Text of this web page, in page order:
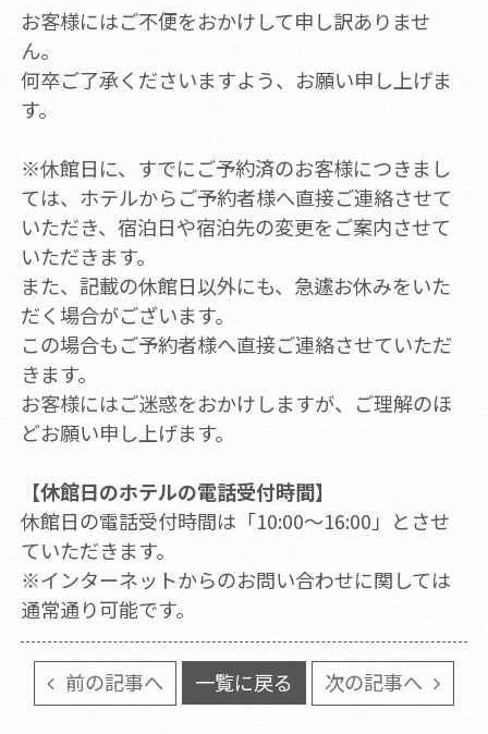
お客様にはご不便をおかけして申し訳ありませ
ん。
何卒ご了承くださいますよう、お願い申し上げま
す。
※休館日に、すでにご予約済のお客様につきまし
ては、ホテルからご予約者様へ直接ご連絡させて
いただき、宿泊日や宿泊先の変更をご案内させて
いただきます。
また、記載の休館日以外にも、急遽お休みをいた
だく場合がございます。
この場合もご予約者様へ直接ご連絡させていただ
きます。
お客様にはご迷惑をおかけしますが、ご理解のほ
どお願い申し上げます。
【休館日のホテルの電話受付時間】
休館日の電話受付時間は「10:00～16:00」とさせ
ていただきます。
※インターネットからのお問い合わせに関しては
通常通り可能です。
前の記事へ 一覧に戻る 次の記事へ